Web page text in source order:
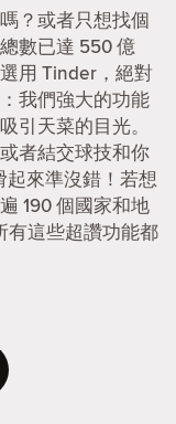
？或者只想找個
數已達 550 億
用 Tinder，絕對
我們強大的功能
引天菜的目光。
者結交球技和你
來準沒錯！若想
190 個國家和地
這些超讚功能都